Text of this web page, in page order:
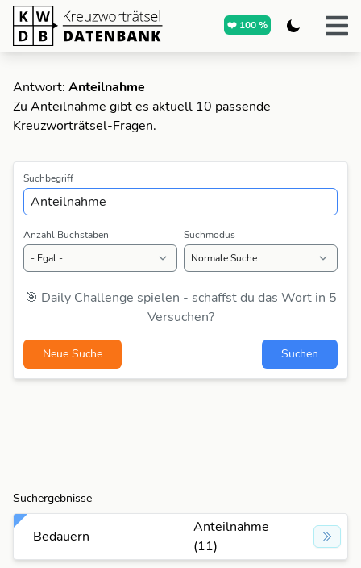
❤️ 100 %
Antwort: Anteilnahme
Zu Anteilnahme gibt es aktuell 10 passende
Kreuzworträtsel-Fragen.
Suchbegriff
Anzahl Buchstaben Suchmodus
🎯 Daily Challenge spielen - schaffst du das Wort in 5
Versuchen?
Neue Suche Suchen
Suchergebnisse
Bedauern
Anteilnahme
(11)